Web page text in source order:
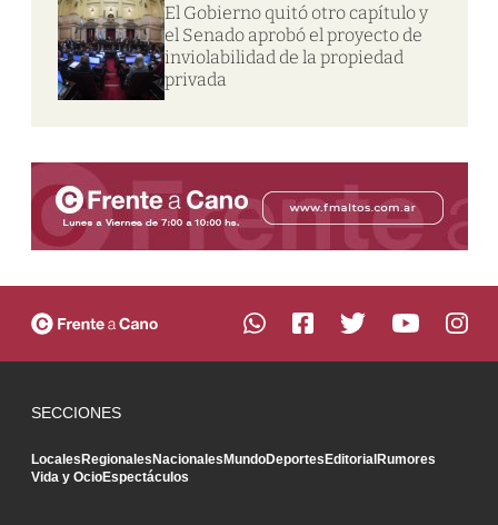
El Gobierno quitó otro capítulo y
el Senado aprobó el proyecto de
inviolabilidad de la propiedad
privada
SECCIONES
LocalesRegionalesNacionalesMundoDeportesEditorialRumores
Vida y OcioEspectáculos